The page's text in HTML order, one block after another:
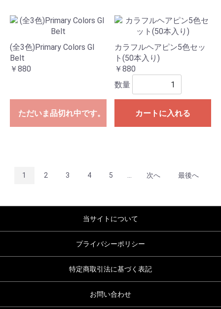
(全3色)Primary Colors GI
Belt
￥880
ただいま品切れ中です。
カラフルヘアピン5色セッ
ト(50本入り)
￥880
数量
カートに入れる
1 2 3 4 5 次へ 最後へ
当サイトについて
プライバシーポリシー
特定商取引法に基づく表記
お問い合わせ